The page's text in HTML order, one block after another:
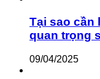
Tại sao cần
quan trọng
09/04/2025